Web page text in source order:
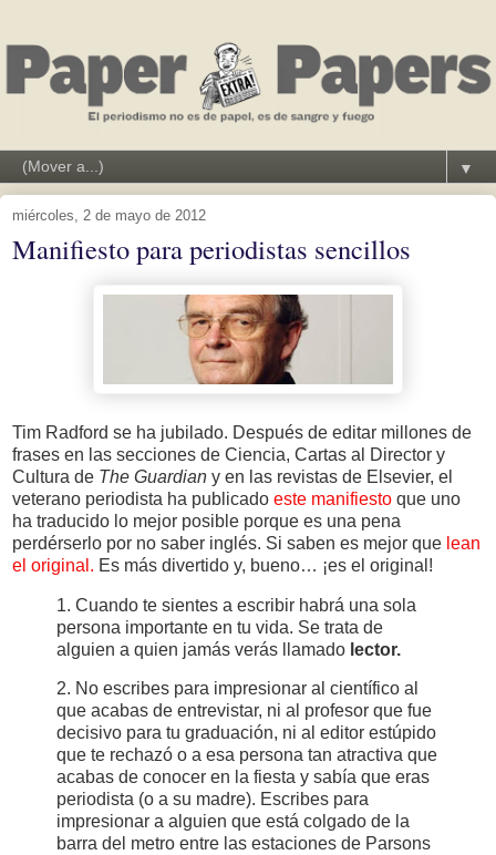
▼
miércoles, 2 de mayo de 2012
Manifiesto para periodistas sencillos
Tim Radford se ha jubilado. Después de editar millones de
frases en las secciones de Ciencia, Cartas al Director y
Cultura de The Guardian y en las revistas de Elsevier, el
veterano periodista ha publicado este manifiesto que uno
ha traducido lo mejor posible porque es una pena
perdérserlo por no saber inglés. Si saben es mejor que lean
el original. Es más divertido y, bueno… ¡es el original!
1. Cuando te sientes a escribir habrá una sola
persona importante en tu vida. Se trata de
alguien a quien jamás verás llamado lector.
2. No escribes para impresionar al científico al
que acabas de entrevistar, ni al profesor que fue
decisivo para tu graduación, ni al editor estúpido
que te rechazó o a esa persona tan atractiva que
acabas de conocer en la fiesta y sabía que eras
periodista (o a su madre). Escribes para
impresionar a alguien que está colgado de la
barra del metro entre las estaciones de Parsons